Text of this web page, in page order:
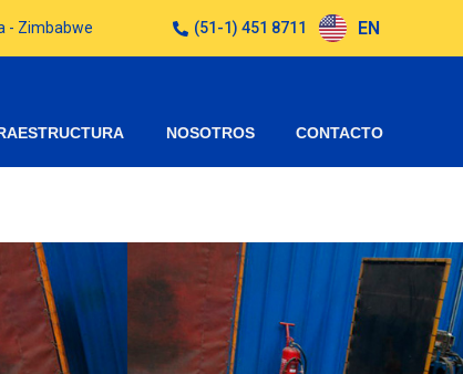
- Zimbabwe (51-1) 451 8711 EN
NOSOTROS CONTACTO